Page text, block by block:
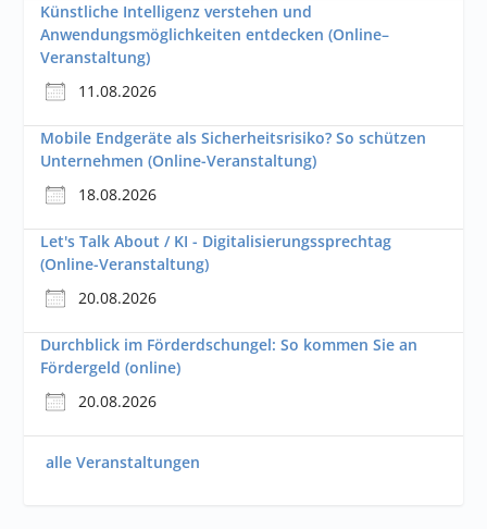
Künstliche Intelligenz verstehen und
Anwendungsmöglichkeiten entdecken (Online–
Veranstaltung)
11.08.2026
Mobile Endgeräte als Sicherheitsrisiko? So schützen
Unternehmen (Online-Veranstaltung)
18.08.2026
Let's Talk About / KI - Digitalisierungssprechtag
(Online-Veranstaltung)
20.08.2026
Durchblick im Förderdschungel: So kommen Sie an
Fördergeld (online)
20.08.2026
alle Veranstaltungen